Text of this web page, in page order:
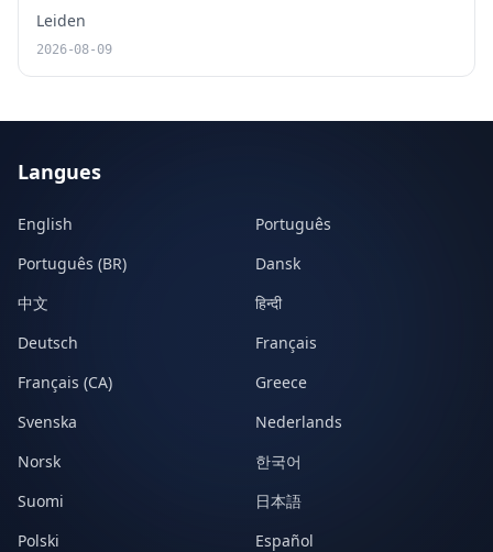
Leiden
2026-08-09
Langues
English
Português
Português (BR)
Dansk
中文
हिन्दी
Deutsch
Français
Français (CA)
Greece
Svenska
Nederlands
Norsk
한국어
Suomi
日本語
Polski
Español